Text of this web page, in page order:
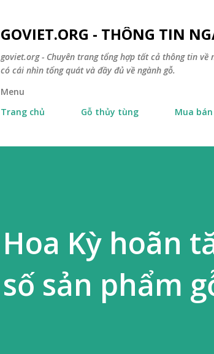
GOVIET.ORG - THÔNG TIN
goviet.org - Chuyên trang tổng hợp tất cả thông tin
có cái nhìn tổng quát và đầy đủ về ngành gỗ.
Menu
Trang chủ
Gỗ thủy tùng Mua
Hoa Kỳ hoãn
số sản phẩm